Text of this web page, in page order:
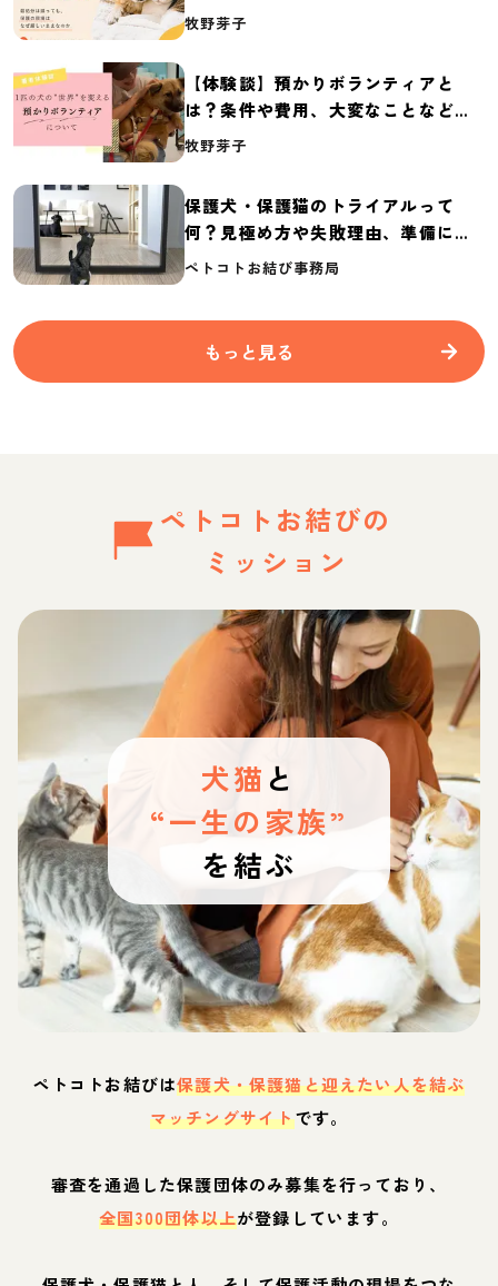
体の実態調査【保護犬・保護猫白書
牧野芽子
【体験談】預かりボランティアと
は？条件や費用、大変なことなど紹
介
牧野芽子
保護犬・保護猫のトライアルって
何？見極め方や失敗理由、準備に必
要なものを紹介
ペトコトお結び事務局
もっと見る
ペトコトお結びの
ミッション
犬猫 と
“一生の家族”
を結ぶ
ペトコトお結びは保護犬・保護猫と迎えたい人を結ぶ
マッチングサイトです。
審査を通過した保護団体のみ募集を行っており、
全国300団体以上が登録しています。